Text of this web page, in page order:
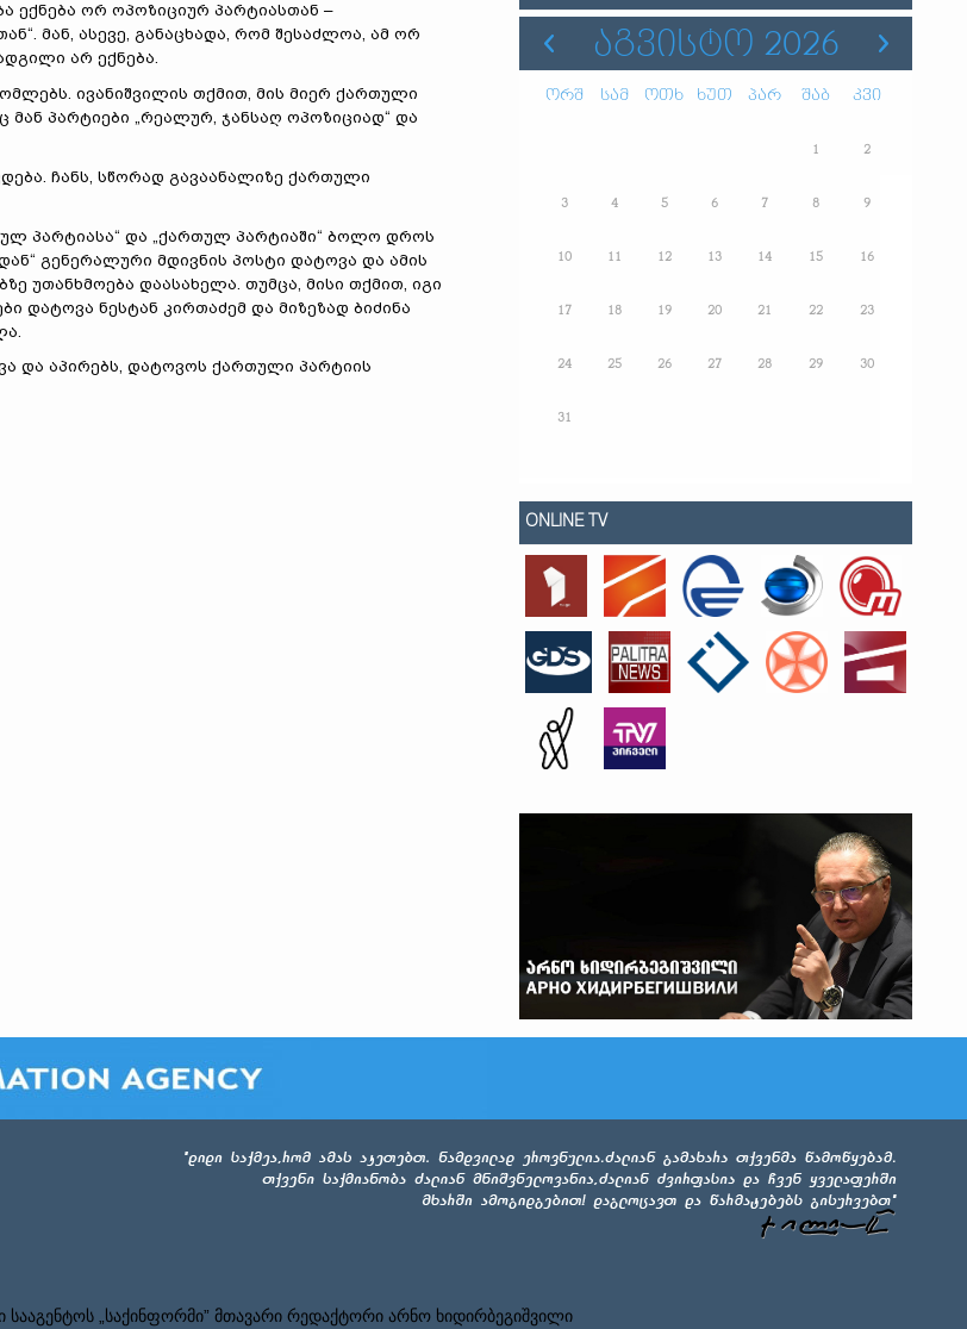
ექნება ორ ოპოზიციურ პარტიასთან –
მან, ასევე, განაცხადა, რომ შესაძლოა, ამ ორ
არ ექნება.
ივანიშვილის თქმით, მის მიერ ქართული
პარტიები „რეალურ, ჯანსაღ ოპოზიციად“ და
ჩანს, სწორად გავაანალიზე ქართული
პარტიასა“ და „ქართულ პარტიაში“ ბოლო დროს
გენერალური მდივნის პოსტი დატოვა და ამის
უთანხმოება დაასახელა. თუმცა, მისი თქმით, იგი
დატოვა ნესტან კირთაძემ და მიზეზად ბიძინა
და აპირებს, დატოვოს ქართული პარტიის
ᲐᲒᲕᲘᲡᲢᲝ 2026
ორშ სამ ოთხ ხუთ პარ შაბ კვი
1 2
3 4 5 6 7 8 9
10 11 12 13 14 15 16
17 18 19 20 21 22 23
24 25 26 27 28 29 30
31
ONLINE TV
„საქინფორმი” მთავარი რედაქტორი არნო ხიდირბეგიშვილი